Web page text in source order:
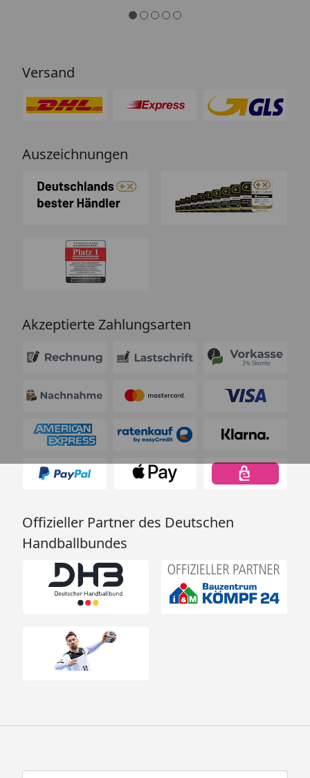
Versand
Auszeichnungen
Akzeptierte Zahlungsarten
Offizieller Partner des Deutschen
Handballbundes